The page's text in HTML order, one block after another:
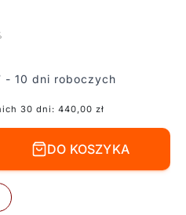
- 10 dni roboczych
30 dni: 440,00 zł
DO KOSZYKA